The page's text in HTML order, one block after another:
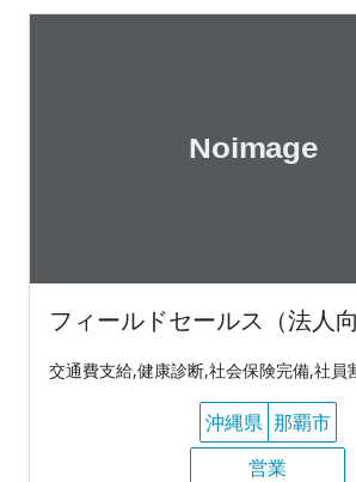
フィールドセールス（法人向
交通費支給,健康診断,社会保険完備,社員
沖縄県 那覇市
営業